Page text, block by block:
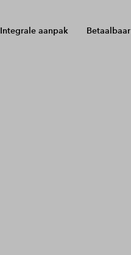
Integrale aanpak Betaalbaar